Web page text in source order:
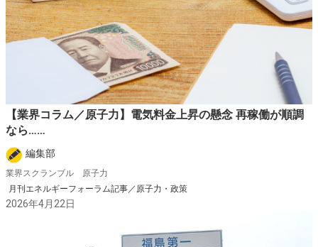
【業界コラム／原子力】電気料金上昇の懸念 再稼働が順調
なら……
編集部
業界スクランブル 原子力
月刊エネルギーフォーラム記事／原子力・政策
2026年4月22日